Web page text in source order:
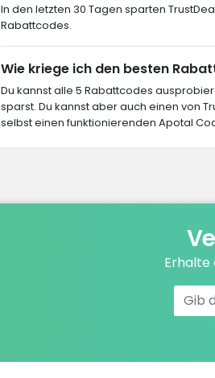
In den letzten 30 Tagen sparten
Rabattcodes.
Wie kriege ich den besten
Du kannst alle 5 Rabattcodes
sparst. Du kannst aber auch einen von
selbst einen funktionierenden Apotal
Erhalte